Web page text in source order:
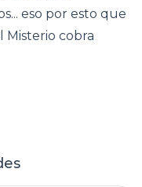
eso por esto que
Misterio cobra